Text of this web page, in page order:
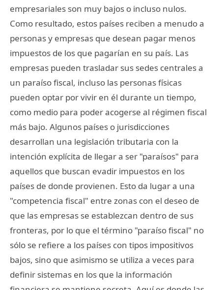
empresariales son muy bajos o incluso nulos.
Como resultado, estos países reciben a menudo a
personas y empresas que desean pagar menos
impuestos de los que pagarían en su país. Las
empresas pueden trasladar sus sedes centrales a
un paraíso fiscal, incluso las personas físicas
pueden optar por vivir en él durante un tiempo,
como medio para poder acogerse al régimen fiscal
más bajo. Algunos países o jurisdicciones
desarrollan una legislación tributaria con la
intención explícita de llegar a ser "paraísos" para
aquellos que buscan evadir impuestos en los
países de donde provienen. Esto da lugar a una
"competencia fiscal" entre zonas con el deseo de
que las empresas se establezcan dentro de sus
fronteras, por lo que el término "paraíso fiscal" no
sólo se refiere a los países con tipos impositivos
bajos, sino que asimismo se utiliza a veces para
definir sistemas en los que la información